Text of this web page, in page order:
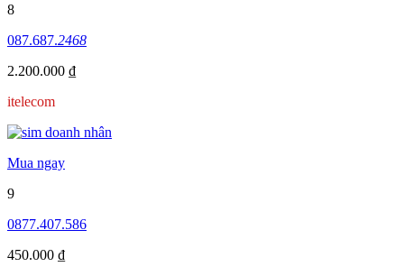
8
087.687.2468
2.200.000 ₫
itelecom
Mua ngay
9
0877.407.586
450.000 ₫